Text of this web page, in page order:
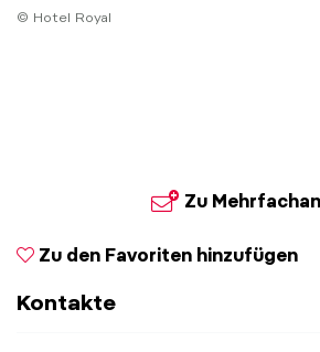
© Hotel Royal
Zu
Zu den Favoriten hinzufügen
Kontakte